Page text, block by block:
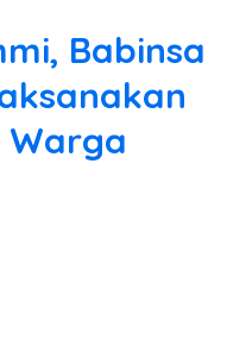
Babinsa
Warga